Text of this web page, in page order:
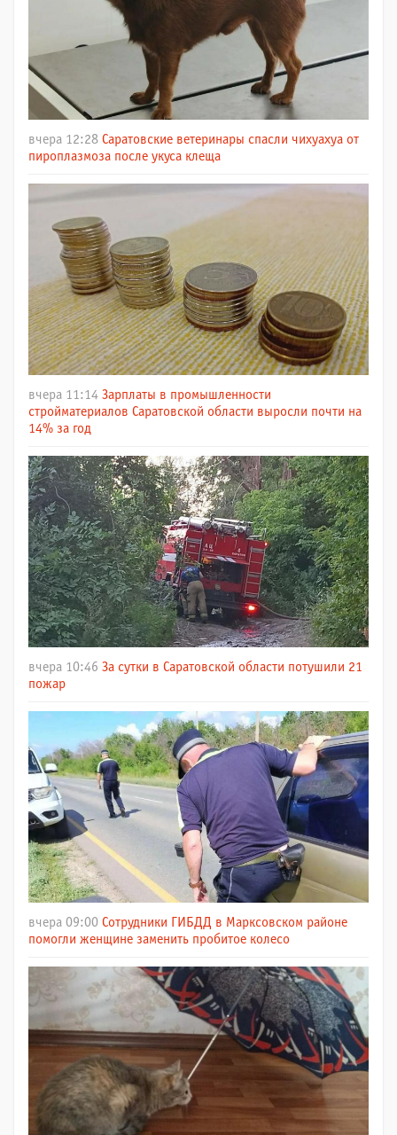
вчера 12:28 Саратовские ветеринары спасли чихуахуа от
пироплазмоза после укуса клеща
вчера 11:14 Зарплаты в промышленности
стройматериалов Саратовской области выросли почти на
14% за год
вчера 10:46 За сутки в Саратовской области потушили 21
пожар
вчера 09:00 Сотрудники ГИБДД в Марксовском районе
помогли женщине заменить пробитое колесо